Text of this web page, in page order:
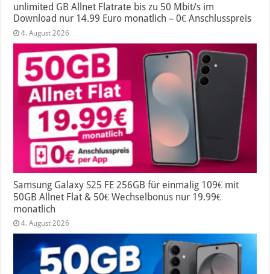
unlimited GB Allnet Flatrate bis zu 50 Mbit/s im
Download nur 14.99 Euro monatlich – 0€ Anschlusspreis
4. August 2026
Samsung Galaxy S25 FE 256GB für einmalig 109€ mit
50GB Allnet Flat & 50€ Wechselbonus nur 19.99€
monatlich
4. August 2026